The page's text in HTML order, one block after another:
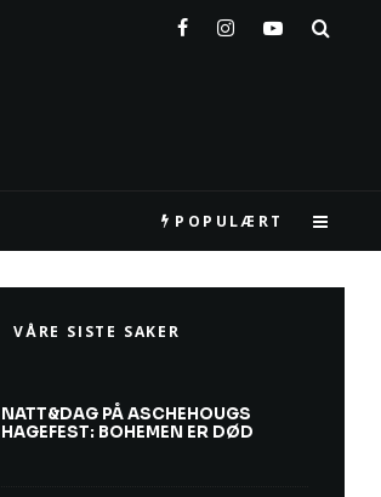
POPULÆRT
VÅRE SISTE SAKER
NATT&DAG PÅ ASCHEHOUGS
HAGEFEST: BOHEMEN ER DØD